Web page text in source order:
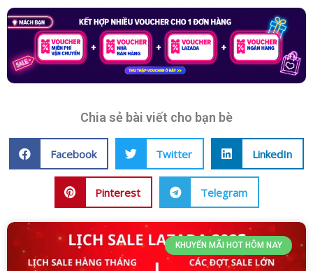
Chia sẻ bài viết cho bạn bè
Facebook Twitter LinkedIn
Pinterest Telegram
KHUYẾN MÃI HOT HÔM NAY